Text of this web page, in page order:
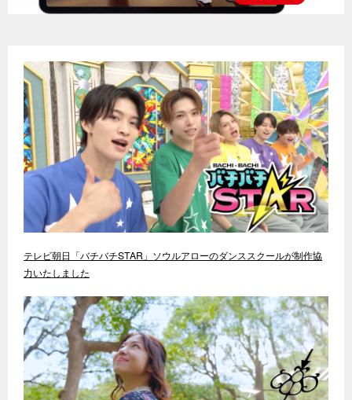
テレビ朝日「バチバチSTAR」ソウルアローのダンススクールが制作協
力いたしました